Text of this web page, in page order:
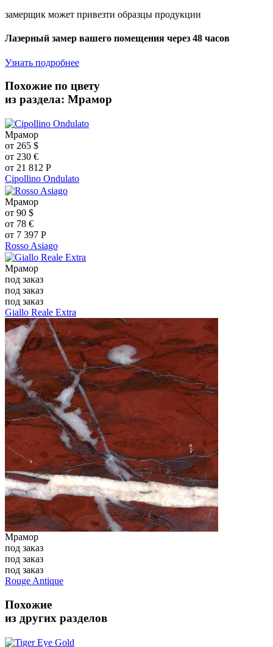
замерщик может привезти образцы продукции
Лазерный замер вашего помещения через 48 часов
Узнать подробнее
Похожие по цвету
из раздела: Мрамор
Мрамор
от 265 $
от 230 €
от 21 812 Р
Cipollino Ondulato
Мрамор
от 90 $
от 78 €
от 7 397 Р
Rosso Asiago
Мрамор
под заказ
под заказ
под заказ
Giallo Reale Extra
Мрамор
под заказ
под заказ
под заказ
Rouge Antique
Похожие
из других разделов